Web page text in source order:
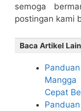
semoga
postingan kami
Baca Artikel
Cepat